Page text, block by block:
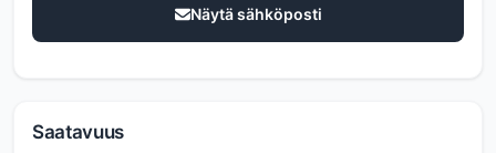
Näytä sähköposti
Saatavuus